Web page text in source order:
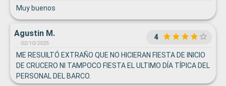
Muy buenos
Agustin M.
02/10/2025
4
ME RESUILTÓ EXTRAÑO QUE NO HICIERAN FIESTA DE INICIO
DE CRUCERO NI TAMPOCO FIESTA EL ULTIMO DÍA TÍPICA DEL
PERSONAL DEL BARCO.